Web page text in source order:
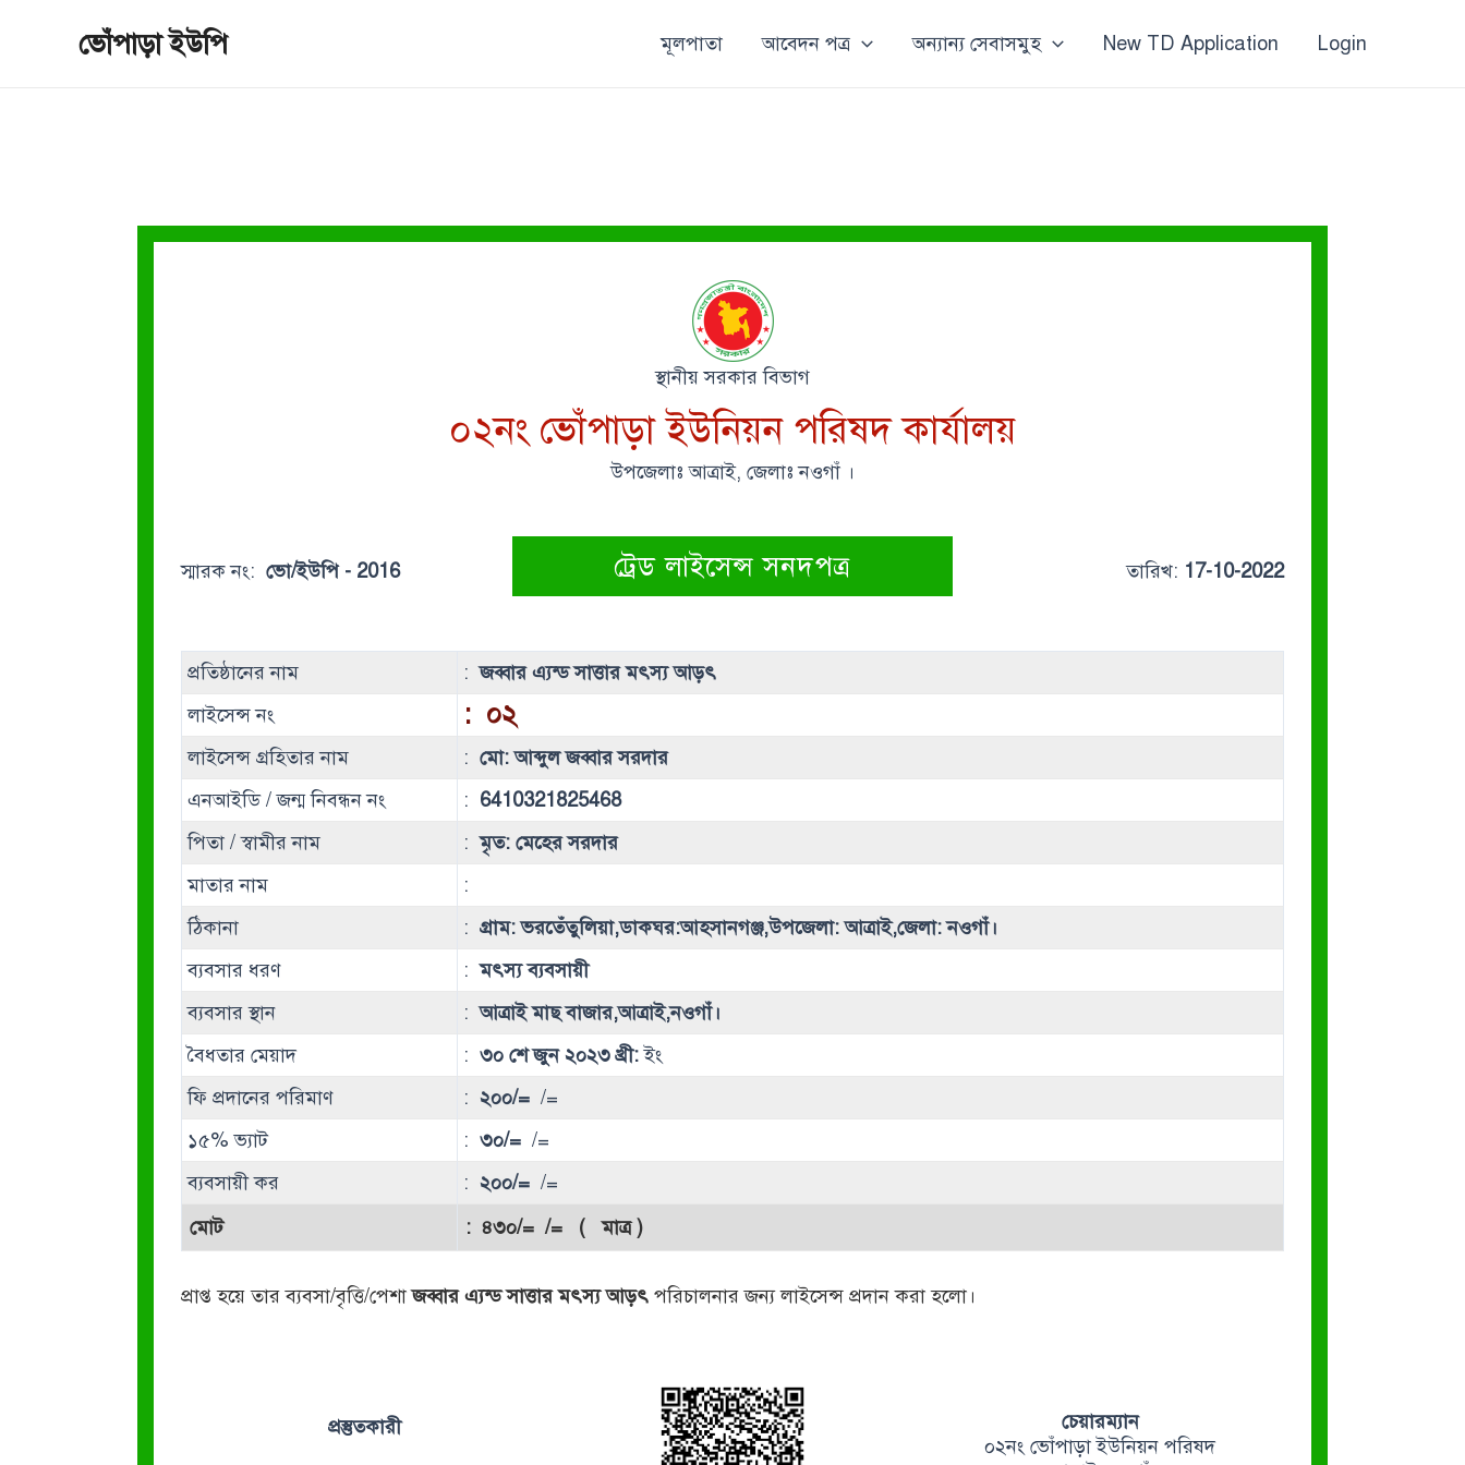
ভোঁপাড়া ইউপি মূলপাতা আবেদন পত্র অন্যান্য সেবাসমুহ New TD Application Login
স্থানীয় সরকার বিভাগ
০২নং ভোঁপাড়া ইউনিয়ন পরিষদ কার্যালয়
উপজেলাঃ আত্রাই, জেলাঃ নওগাঁ ।
স্মারক নং: ভো/ইউপি - 2016 ট্রেড লাইসেন্স সনদপত্র তারিখ: 17-10-2022
প্রতিষ্ঠানের নাম :জব্বার এ্যন্ড সাত্তার মৎস্য আড়ৎ
লাইসেন্স নং
: ০২
লাইসেন্স গ্রহিতার নাম : মো: আব্দুল জব্বার সরদার
এনআইডি / জন্ম নিবন্ধন নং
: 6410321825468
পিতা / স্বামীর নাম
:মৃত: মেহের সরদার
মাতার নাম
:
ঠিকানা
: গ্রাম: ভরতেঁতুলিয়া,ডাকঘর:আহসানগঞ্জ,উপজেলা: আত্রাই,জেলা: নওগাঁ।
ব্যবসার ধরণ
:মৎস্য ব্যবসায়ী
ব্যবসার স্থান
:আত্রাই মাছ বাজার,আত্রাই,নওগাঁ।
বৈধতার মেয়াদ
: ৩০ শে জুন ২০২৩ খ্রী:ইং
ফি প্রদানের পরিমাণ
: ২০০/= /=
১৫% ভ্যাট
: ৩০/= /=
ব্যবসায়ী কর
: ২০০/= /=
মোট
: ৪৩০/= /= ( মাত্র )
প্রাপ্ত হয়ে তার ব্যবসা/বৃত্তি/পেশাজব্বার এ্যন্ড সাত্তার মৎস্য আড়ৎ পরিচালনার জন্য লাইসেন্স প্রদান করা হলো।
প্রস্তুতকারী
চেয়ারম্যান
০২নং ভোঁপাড়া ইউনিয়ন পরিষদ